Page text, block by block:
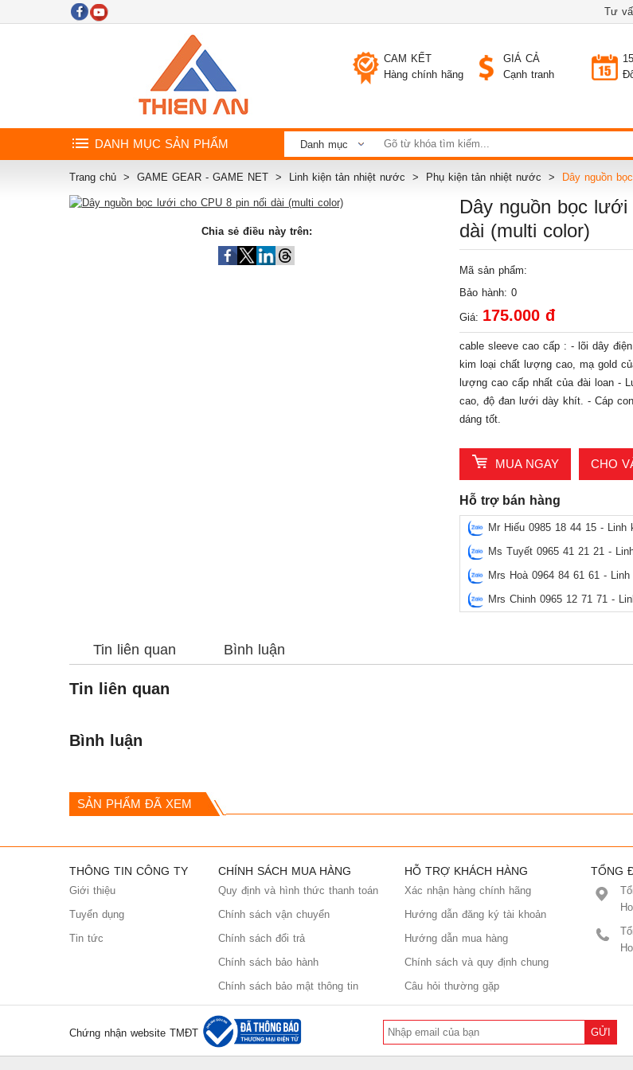
Tư
CAM KẾT
Hàng chính hãng
GIÁ CẢ
Cạnh tranh
DANH MỤC SẢN PHẨM Danh mục
Trang chủ GAME GEAR - GAME NET Linh kiện tản nhiệt nước Phụ kiện tản nhiệt nước Dây nguồn
Chia sẻ điều này trên:
Dây nguồn bọc
dài (multi color)
Mã sản phẩm:
Bảo hành: 0
Giá: 175.000 đ
cable sleeve cao cấp : - lõi dây
kim loại chất lượng cao, mạ gold
lượng cao cấp nhất của đài loan -
cao, độ đan lưới dày khít. - Cáp
dáng tốt.
MUA NGAY CHO
Hỗ trợ bán hàng
Mr Hiếu 0985 18 44 15 - Linh
Ms Tuyết 0965 41 21 21 -
Mrs Hoà 0964 84 61 61 -
Mrs Chinh 0965 12 71 71 -
Tin liên quan Bình luận
Tin liên quan
Bình luận
SẢN PHẨM ĐÃ XEM
THÔNG TIN CÔNG TY
Giới thiệu
Tuyển dụng
Tin tức
CHÍNH SÁCH MUA HÀNG
Quy định và hình thức thanh toán
Chính sách vận chuyển
Chính sách đổi trả
Chính sách bảo hành
Chính sách bảo mật thông tin
HỖ TRỢ KHÁCH HÀNG
Xác nhận hàng chính hãng
Hướng dẫn đăng ký tài khoản
Hướng dẫn mua hàng
Chính sách và quy định chung
Câu hỏi thường gặp
TỔNG
Chứng nhận website TMĐT GỬI